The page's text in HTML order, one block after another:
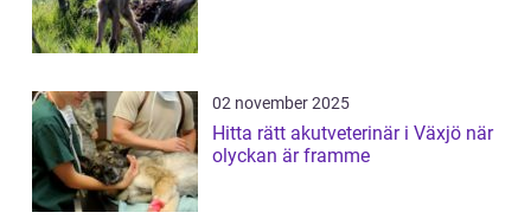
02 november 2025
Hitta rätt akutveterinär i Växjö när
olyckan är framme